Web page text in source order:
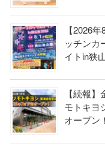
【2026
ッチンカ
イトin狭
【続報
モトキヨ
オープン！